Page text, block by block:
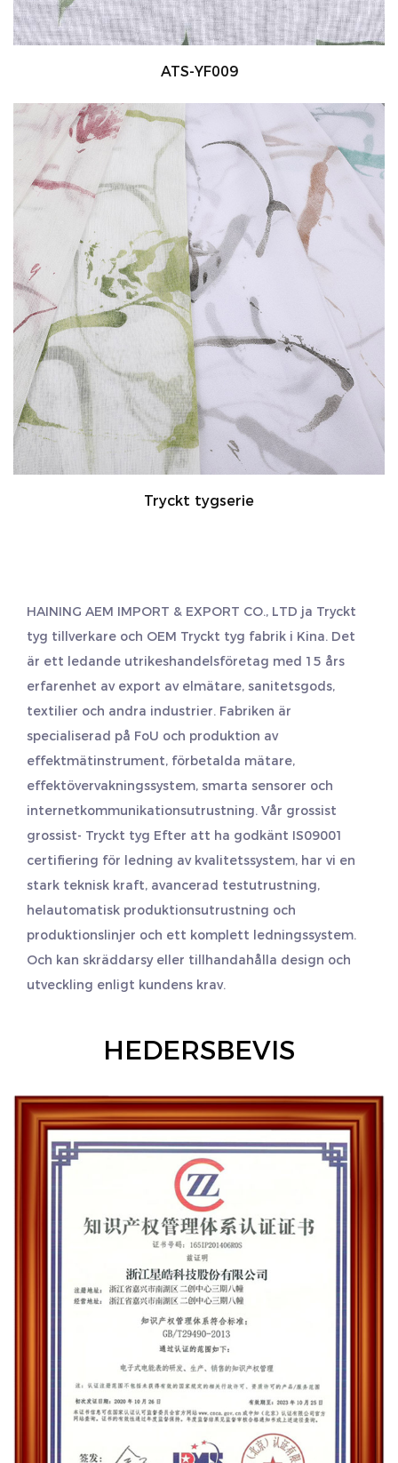
ATS-YF009
Tryckt tygserie
HAINING AEM IMPORT & EXPORT CO., LTD ja Tryckt
tyg tillverkare och OEM Tryckt tyg fabrik i Kina. Det
är ett ledande utrikeshandelsföretag med 15 års
erfarenhet av export av elmätare, sanitetsgods,
textilier och andra industrier. Fabriken är
specialiserad på FoU och produktion av
effektmätinstrument, förbetalda mätare,
effektövervakningssystem, smarta sensorer och
internetkommunikationsutrustning. Vår grossist
grossist- Tryckt tyg Efter att ha godkänt IS09001
certifiering för ledning av kvalitetssystem, har vi en
stark teknisk kraft, avancerad testutrustning,
helautomatisk produktionsutrustning och
produktionslinjer och ett komplett ledningssystem.
Och kan skräddarsy eller tillhandahålla design och
utveckling enligt kundens krav.
HEDERSBEVIS